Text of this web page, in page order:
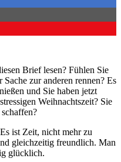
Brief lesen? Fühlen Sie
zur anderen rennen? Es
und Sie haben jetzt
Weihnachtszeit? Sie
ist Zeit, nicht mehr zu
gleichzeitig freundlich. Man
glücklich.